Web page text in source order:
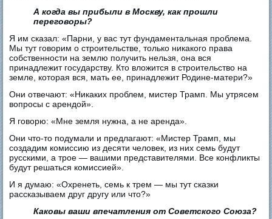
А когда вы прибыли в Москву, как прошли
переговоры?
Я им сказал: «Парни, у вас тут фундаментальная проблема.
Мы тут говорим о строительстве, только никакого права
собственности на землю получить нельзя, она вся
принадлежит государству. Кто вложится в строительство на
земле, которая вся, мать ее, принадлежит Родине-матери?»
Они отвечают: «Никаких проблем, мистер Трамп. Мы утрясем
вопросы с арендой».
Я говорю: «Мне земля нужна, а не аренда».
Они что-то подумали и предлагают: «Мистер Трамп, мы
создадим комиссию из десяти человек, из них семь будут
русскими, а трое — вашими представителями. Все конфликты
будут решаться комиссией».
И я думаю: «Охренеть, семь к трем — мы тут сказки
рассказываем друг другу или что?»
Каковы ваши впечатления от Советского Союза?